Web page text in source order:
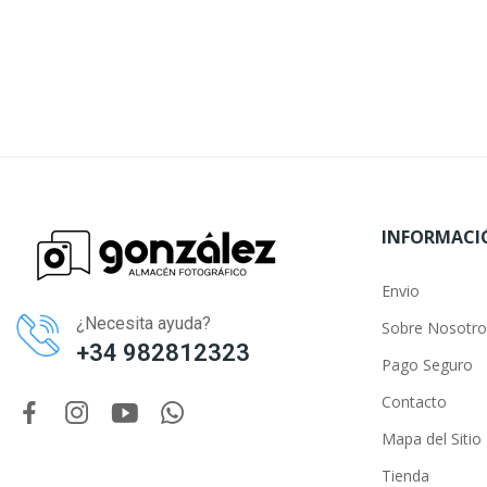
¿Necesita ayuda?
+34 982812323
Envio
Sobre
Pago Seguro
Contacto
Mapa del Sitio
Tienda